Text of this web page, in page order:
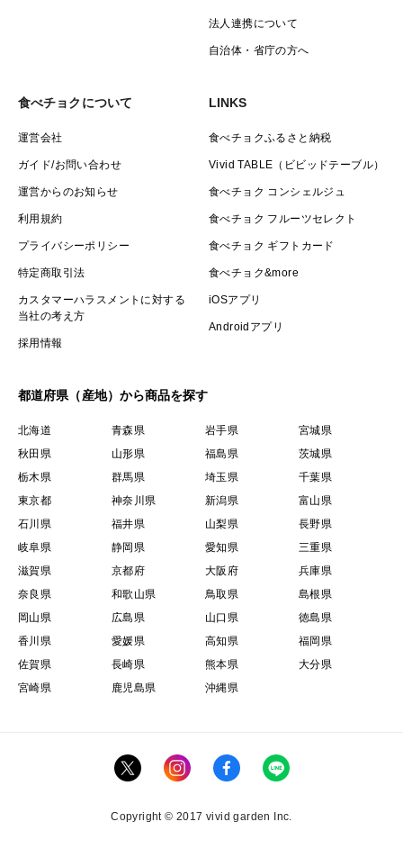
法人連携について
自治体・省庁の方へ
食べチョクについて
運営会社
ガイド/お問い合わせ
運営からのお知らせ
利用規約
プライバシーポリシー
特定商取引法
カスタマーハラスメントに対する
当社の考え方
採用情報
LINKS
食べチョクふるさと納税
Vivid TABLE（ビビッドテーブル）
食べチョク コンシェルジュ
食べチョク フルーツセレクト
食べチョク ギフトカード
食べチョク&more
iOSアプリ
Androidアプリ
都道府県（産地）から商品を探す
北海道 青森県 岩手県
宮城県
秋田県
山形県 福島県
茨城県
栃木県
群馬県 埼玉県
千葉県
東京都
神奈川県 新潟県
富山県
石川県
福井県 山梨県
長野県
岐阜県
静岡県 愛知県
三重県
滋賀県
京都府 大阪府
兵庫県
奈良県
和歌山県 鳥取県
島根県
岡山県
広島県 山口県
徳島県
香川県
愛媛県 高知県
福岡県
佐賀県
長崎県 熊本県
大分県
宮崎県
鹿児島県 沖縄県
Copyright © 2017 vivid garden Inc.